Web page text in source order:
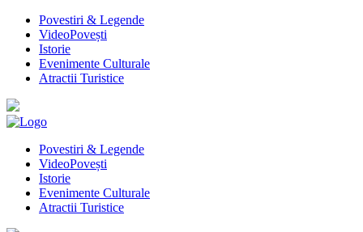
Povestiri & Legende
VideoPovești
Istorie
Evenimente Culturale
Atractii Turistice
Povestiri & Legende
VideoPovești
Istorie
Evenimente Culturale
Atractii Turistice